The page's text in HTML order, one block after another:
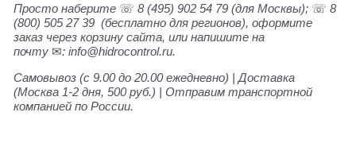
Просто наберите ☏8 (495) 902 54 79 (для Москвы); ☏8
(800) 505 27 39 (бесплатно для регионов), оформите
заказ через корзину сайта, или напишите на
почту ✉:info@hidrocontrol.ru.
Самовывоз (с 9.00 до 20.00 ежедневно) | Доставка
(Москва 1-2 дня, 500 руб.) | Отправим транспортной
компанией по России.